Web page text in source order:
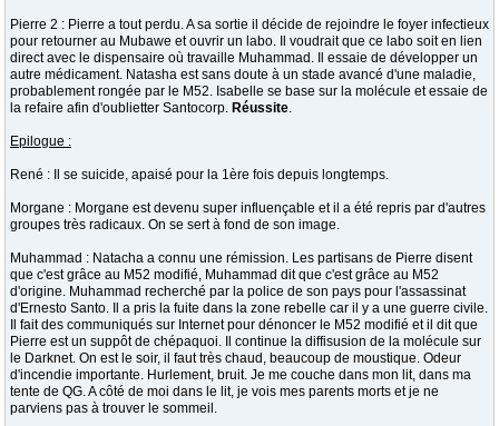
Pierre 2 : Pierre a tout perdu. A sa sortie il décide de rejoindre le foyer infectieux
pour retourner au Mubawe et ouvrir un labo. Il voudrait que ce labo soit en lien
direct avec le dispensaire où travaille Muhammad. Il essaie de développer un
autre médicament. Natasha est sans doute à un stade avancé d'une maladie,
probablement rongée par le M52. Isabelle se base sur la molécule et essaie de
la refaire afin d'oublietter Santocorp. Réussite.
Epilogue :
René : Il se suicide, apaisé pour la 1ère fois depuis longtemps.
Morgane : Morgane est devenu super influençable et il a été repris par d'autres
groupes très radicaux. On se sert à fond de son image.
Muhammad : Natacha a connu une rémission. Les partisans de Pierre disent
que c'est grâce au M52 modifié, Muhammad dit que c'est grâce au M52
d'origine. Muhammad recherché par la police de son pays pour l'assassinat
d'Ernesto Santo. Il a pris la fuite dans la zone rebelle car il y a une guerre civile.
Il fait des communiqués sur Internet pour dénoncer le M52 modifié et il dit que
Pierre est un suppôt de chépaquoi. Il continue la diffisusion de la molécule sur
le Darknet. On est le soir, il faut très chaud, beaucoup de moustique. Odeur
d'incendie importante. Hurlement, bruit. Je me couche dans mon lit, dans ma
tente de QG. A côté de moi dans le lit, je vois mes parents morts et je ne
parviens pas à trouver le sommeil.